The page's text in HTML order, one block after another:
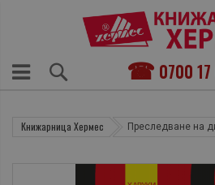
0700
Книжарница Хермес Преследване на